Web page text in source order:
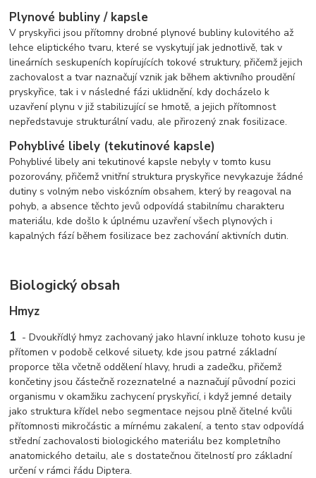
Plynové bubliny / kapsle
V pryskyřici jsou přítomny drobné plynové bubliny kulovitého až
lehce eliptického tvaru, které se vyskytují jak jednotlivě, tak v
lineárních seskupeních kopírujících tokové struktury, přičemž jejich
zachovalost a tvar naznačují vznik jak během aktivního proudění
pryskyřice, tak i v následné fázi uklidnění, kdy docházelo k
uzavření plynu v již stabilizující se hmotě, a jejich přítomnost
nepředstavuje strukturální vadu, ale přirozený znak fosilizace.
Pohyblivé libely (tekutinové kapsle)
Pohyblivé libely ani tekutinové kapsle nebyly v tomto kusu
pozorovány, přičemž vnitřní struktura pryskyřice nevykazuje žádné
dutiny s volným nebo viskózním obsahem, který by reagoval na
pohyb, a absence těchto jevů odpovídá stabilnímu charakteru
materiálu, kde došlo k úplnému uzavření všech plynových i
kapalných fází během fosilizace bez zachování aktivních dutin.
Biologický obsah
Hmyz
1 -Dvoukřídlý hmyz zachovaný jako hlavní inkluze tohoto kusu je
přítomen v podobě celkové siluety, kde jsou patrné základní
proporce těla včetně oddělení hlavy, hrudi a zadečku, přičemž
končetiny jsou částečně rozeznatelné a naznačují původní pozici
organismu v okamžiku zachycení pryskyřicí, i když jemné detaily
jako struktura křídel nebo segmentace nejsou plně čitelné kvůli
přítomnosti mikročástic a mírnému zakalení, a tento stav odpovídá
střední zachovalosti biologického materiálu bez kompletního
anatomického detailu, ale s dostatečnou čitelností pro základní
určení v rámci řádu Diptera.